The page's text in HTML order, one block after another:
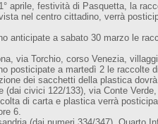
aprile, festività di Pasquetta, la
nel centro cittadino, verrà
anticipate a sabato 30 marzo le
via Torchio, corso Venezia,
posticipate a martedì 2 le
dei sacchetti della plastica
(dai civici 122/133), via Conte
di carta e plastica verrà
6.